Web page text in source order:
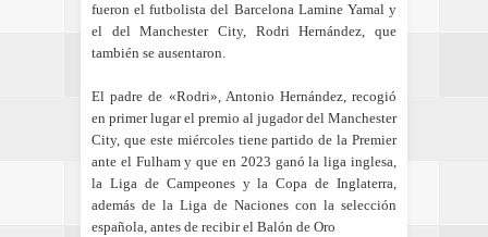
fueron el futbolista del Barcelona Lamine Yamal y
el del Manchester City, Rodri Hernández, que
también se ausentaron.
El padre de «Rodri», Antonio Hernández, recogió
en primer lugar el premio al jugador del Manchester
City, que este miércoles tiene partido de la Premier
ante el Fulham y que en 2023 ganó la liga inglesa,
la Liga de Campeones y la Copa de Inglaterra,
además de la Liga de Naciones con la selección
española, antes de recibir el Balón de Oro